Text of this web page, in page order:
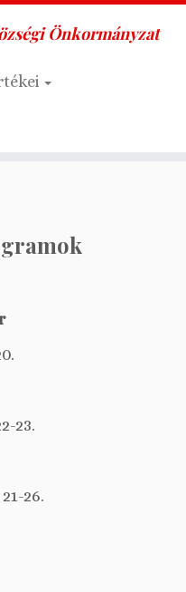
Önkormányzat
23.
26.